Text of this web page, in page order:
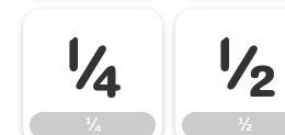
¼
¼ ½
½